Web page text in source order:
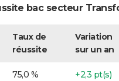
bac secteur
Taux de
réussite
Variation
sur un an
75,0 % +2,3 pt(s)